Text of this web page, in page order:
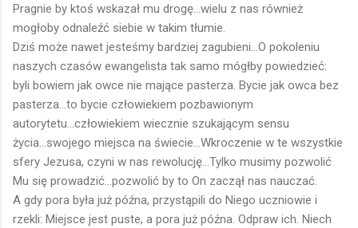
Pragnie by ktoś wskazał mu drogę...wielu z nas również
mogłoby odnaleźć siebie w takim tłumie.
Dziś może nawet jesteśmy bardziej zagubieni...O pokoleniu
naszych czasów ewangelista tak samo mógłby powiedzieć:
byli bowiem jak owce nie mające pasterza. Bycie jak owca bez
pasterza...to bycie człowiekiem pozbawionym
autorytetu...człowiekiem wiecznie szukającym sensu
życia...swojego miejsca na świecie...Wkroczenie w te wszystkie
sfery Jezusa, czyni w nas rewolucję...Tylko musimy pozwolić
Mu się prowadzić...pozwolić by to On zaczął nas nauczać.
A gdy pora była już późna, przystąpili do Niego uczniowie i
rzekli: Miejsce jest puste, a pora już późna. Odpraw ich. Niech